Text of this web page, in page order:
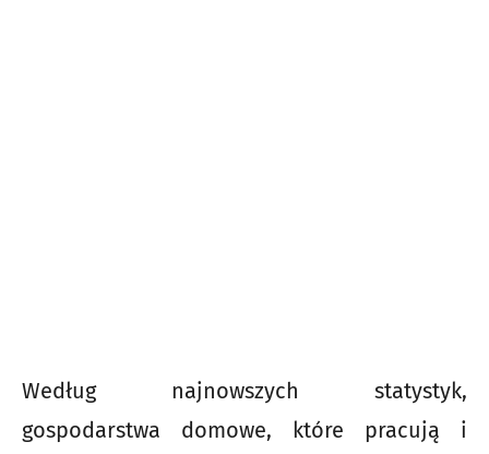
Według najnowszych statystyk,
gospodarstwa domowe, które pracują i